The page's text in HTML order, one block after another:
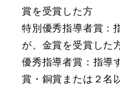
賞を受賞した方
特別優秀指導者賞：
が、金賞を受賞した
優秀指導者賞：指導
賞・銅賞または２名